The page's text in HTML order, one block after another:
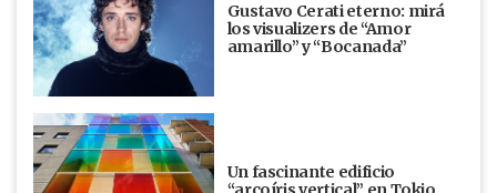
Gustavo Cerati eterno: mirá
los visualizers de “Amor
amarillo” y “Bocanada”
Un fascinante edificio